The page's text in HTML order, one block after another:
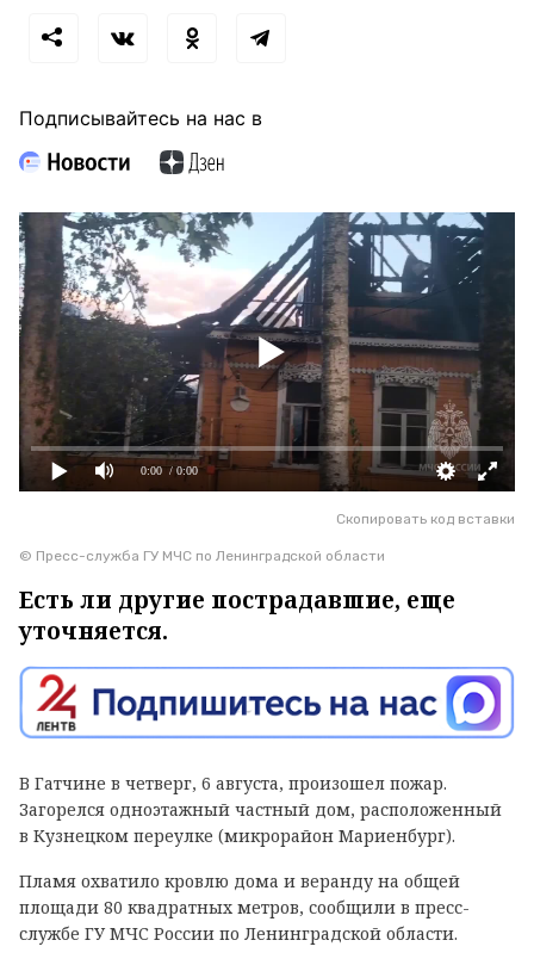
Подписывайтесь на нас в
0:00 / 0:00
Скопировать код вставки
© Пресс-служба ГУ МЧС по Ленинградской области
Есть ли другие пострадавшие, еще
уточняется.
В Гатчине в четверг, 6 августа, произошел пожар.
Загорелся одноэтажный частный дом, расположенный
в Кузнецком переулке (микрорайон Мариенбург).
Пламя охватило кровлю дома и веранду на общей
площади 80 квадратных метров, сообщили в пресс-
службе ГУ МЧС России по Ленинградской области.